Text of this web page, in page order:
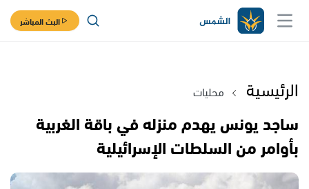
البث المباشر
الرئيسية محليات
ساجد يونس يهدم منزله في باقة الغربية
بأوامر من السلطات الإسرائيلية